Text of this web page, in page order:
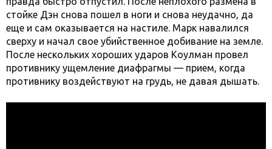
стойке Дэн снова пошел в ноги и снова неудачно, да
еще и сам оказывается на настиле. Марк навалился
сверху и начал свое убийственное добивание на земле.
После нескольких хороших ударов Коулман провел
противнику ущемление диафрагмы — прием, когда
противнику воздействуют на грудь, не давая дышать.